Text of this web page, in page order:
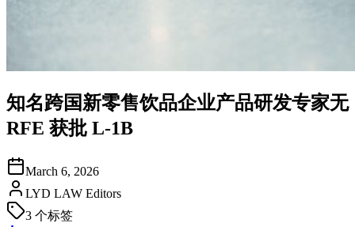
知名跨国新零售饮品企业产品研发专家无
RFE 获批 L-1B
March 6, 2026
LYD LAW Editors
3 个标签